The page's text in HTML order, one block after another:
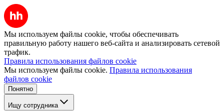
Мы используем файлы cookie, чтобы обеспечивать
правильную работу нашего веб-сайта и анализировать сетевой
трафик.
Правила использования файлов cookie
Мы используем файлы cookie. Правила использования
файлов cookie
Понятно
Ищу сотрудника